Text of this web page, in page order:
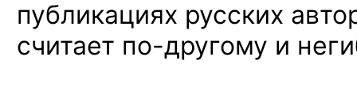
публикациях русских
считает по-другому и